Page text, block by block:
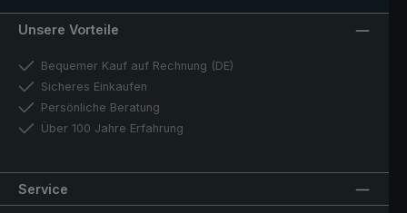
Unsere Vorteile
Bequemer Kauf auf Rechnung (DE)
Sicheres Einkaufen
Persönliche Beratung
Über 100 Jahre Erfahrung
Service